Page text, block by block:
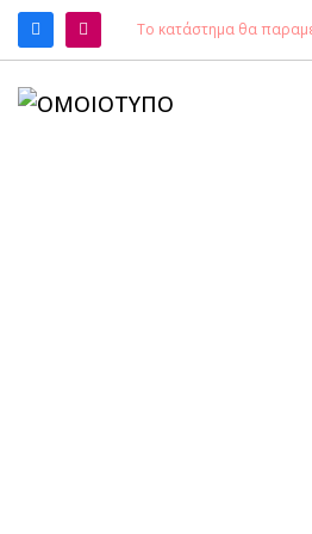
ΑΝΑΖΉΤΗΣΗ
Το κατάστημα θα